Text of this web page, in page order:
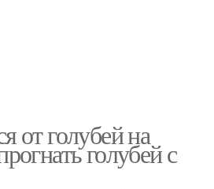
от голубей на
голубей с